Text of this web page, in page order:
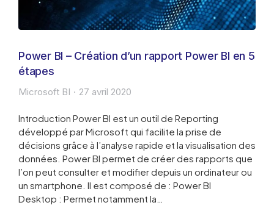
Power BI – Création d’un rapport Power BI en 5
étapes
Microsoft BI 27 avril 2020
Introduction Power BI est un outil de Reporting
développé par Microsoft qui facilite la prise de
décisions grâce à l’analyse rapide et la visualisation des
données. Power BI permet de créer des rapports que
l’on peut consulter et modifier depuis un ordinateur ou
un smartphone. Il est composé de : Power BI
Desktop : Permet notamment la…